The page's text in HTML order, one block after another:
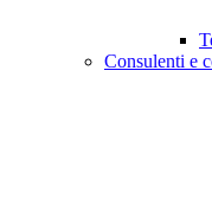
Consulenti e